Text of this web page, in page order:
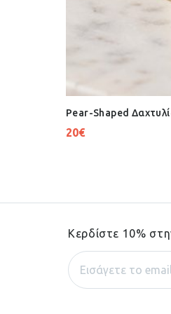
Pear-Shaped
20€
Κερδίστε 10%